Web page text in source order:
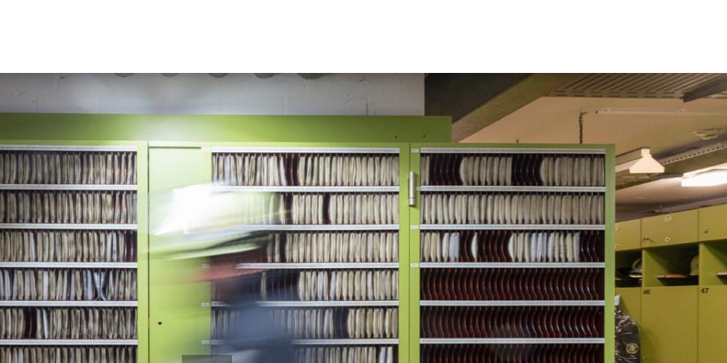
Pressemeldungen
Veranstaltungen
Einsätze
Organisation
Leitung
Abteilungen und Standorte
Fachgruppen
Jugendfeuerwehr
Alters- und Ehrenabteilung
Berufung Feuerwehr
Fahrzeuge Service und Kontakt
Oft gefragt